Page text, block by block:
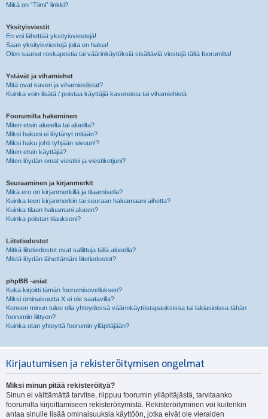
Mikä on “Tiimi” linkki?
Yksityisviestit
En voi lähettää yksityisviestejä!
Saan yksityisviestejä joita en halua!
Olen saanut roskapostia tai väärinkäytöksiä sisältäviä viestejä tältä foorumilta!
Ystävät ja vihamiehet
Mitä ovat kaveri ja vihamieslistat?
Kuinka voin lisätä / poistaa käyttäjiä kavereista tai vihamiehistä
Foorumilta hakeminen
Miten etsin alueelta tai alueilta?
Miksi hakuni ei löytänyt mitään?
Miksi haku johti tyhjään sivuun!?
Miten etsin käyttäjiä?
Miten löydän omat viestini ja viestiketjuni?
Seuraaminen ja kirjanmerkit
Mikä ero on kirjanmerkillä ja tilaamisella?
Kuinka teen kirjanmerkin tai seuraan haluamaani aihetta?
Kuinka tilaan haluamani alueen?
Kuinka poistan tilaukseni?
Liitetiedostot
Mitkä liitetiedostot ovat sallittuja tällä alueella?
Mistä löydän lähettämäni liitetiedostot?
phpBB -asiat
Kuka kirjoitti tämän foorumisovelluksen?
Miksi ominaisuutta X ei ole saatavilla?
Keneen minun tulee olla yhteydessä väärinkäytöstapauksissa tai lakiasioissa tähän
foorumiin liittyen?
Kuinka otan yhteyttä foorumin ylläpitäjään?
Kirjautumisen ja rekisteröitymisen ongelmat
Miksi minun pitää rekisteröityä?
Sinun ei välttämättä tarvitse, riippuu foorumin ylläpitäjästä, tarvitaanko
foorumilla kirjoittamiseen rekisteröitymistä. Rekisteröityminen voi kuitenkin
antaa sinulle lisää ominaisuuksia käyttöön, jotka eivät ole vieraiden